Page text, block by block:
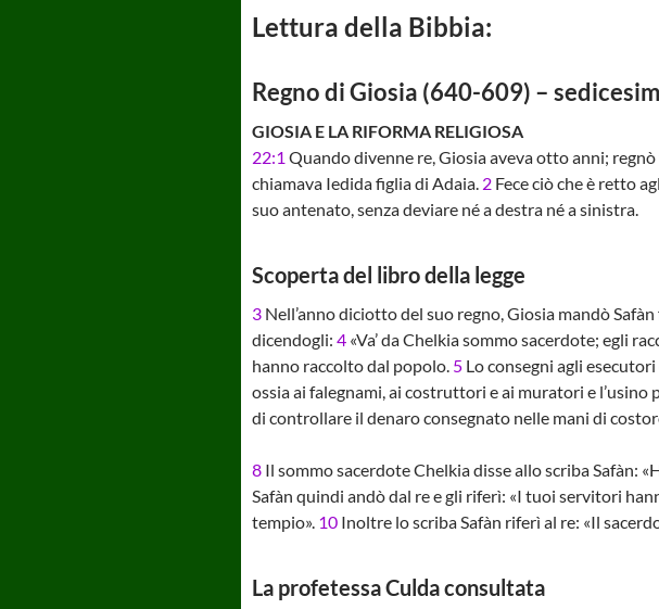
Lettura della Bibbia:
Regno di Giosia (640-609) –
GIOSIA E LA RIFORMA RELIGIOSA
22:1 Quando divenne re, Giosia aveva otto anni;
chiamava Iedida figlia di Adaia. 2 Fece ciò che è retto
suo antenato, senza deviare né a destra né a sinistra.
Scoperta del libro della legge
3 Nell’anno diciotto del suo regno, Giosia mandò
dicendogli: 4 «Va’ da Chelkia sommo sacerdote; egli
hanno raccolto dal popolo. 5 Lo consegni agli
ossia ai falegnami, ai costruttori e ai muratori e
di controllare il denaro consegnato nelle mani di
8 Il sommo sacerdote Chelkia disse allo scriba Safàn:
Safàn quindi andò dal re e gli riferì: «I tuoi servitori
tempio». 10 Inoltre lo scriba Safàn riferì al re: «Il
La profetessa Culda consultata